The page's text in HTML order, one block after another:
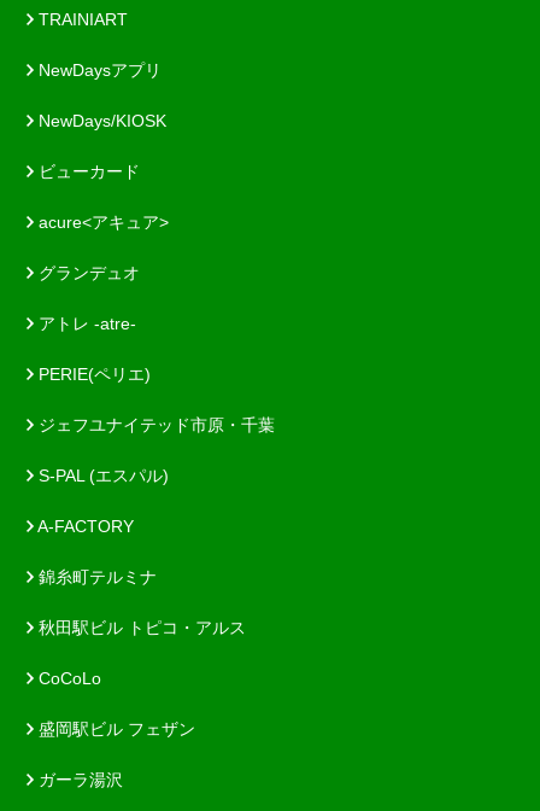
TRAINIART
NewDaysアプリ
NewDays/KIOSK
ビューカード
acure<アキュア>
グランデュオ
アトレ -atre-
PERIE(ペリエ)
ジェフユナイテッド市原・千葉
S-PAL (エスパル)
A-FACTORY
錦糸町テルミナ
秋田駅ビル トピコ・アルス
CoCoLo
盛岡駅ビル フェザン
ガーラ湯沢